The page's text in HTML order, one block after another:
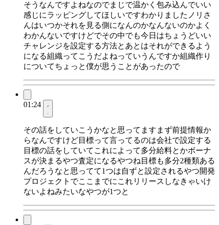
そうなんですよねなのでまじで温かく包み込んでいい
感じにラッピングしてほしいですわかりましたノリさ
んはいつかそれを見る側になんのかなんないのかよく
わかんないですけどでその中でも今日はちょうどいい
チャレンジを設定する方法とあとはそれができるよう
になる組織ってこうだよねっていうんですか組織作り
についてちょっと僕が思うことがあったので
01:24
その話をしていこうかなと思ってますまず前提情報か
らなんですけど目標って言ってるのは会社で設定する
目標の話をしていてこれによって多分給料とかボーナ
スが決まるやつ査定になるやつね目標も多分2種類ある
んだろうなと思ってて1つは自ずと設定されるやつ開発
プロジェクトでここまでにこれリリースしなきゃいけ
ないよねみたいなやつが1つと